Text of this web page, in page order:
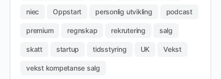
niec Oppstart personlig utvikling podcast
premium regnskap rekrutering salg
skatt startup tidsstyring UK Vekst
vekst kompetanse salg